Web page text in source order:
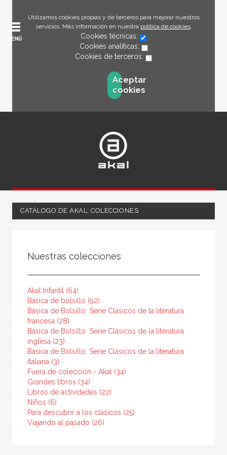
Utilizamos cookies propias y de terceros para mejorar nuestros
servicios. Más información en nuestra política de cookies.
Cookies técnicas:
Cookies analíticas:
Cookies de terceros:
Aceptar
cookies
MENÚ
CATÁLOGO DE AKAL: COLECCIONES
Infantil y juvenil
MATERIAS
Filosofía
Historia
Lengua y literatura
Religión
NUESTRAS COLECCIONES
Nuestras colecciones
Akal Infantil (64)
Básica de bolsillo (92)
Básica de Bolsillo  Serie Clásicos de la literatura
francesa (28)
Básica de Bolsillo  Serie Clásicos de la literatura
inglesa (23)
Básica de Bolsillo  Serie Clásicos de la literatura
italiana (3)
Fuera de colección - Akal (34)
Grandes libros (34)
Libros de actividades (22)
Niños (6)
Para descubrir a los clásicos (25)
Viajando al pasado (26)